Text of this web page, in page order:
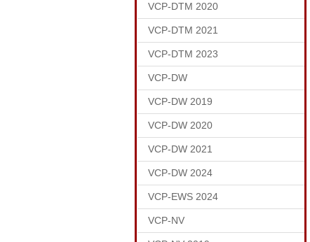
VCP-DTM 2020
VCP-DTM 2021
VCP-DTM 2023
VCP-DW
VCP-DW 2019
VCP-DW 2020
VCP-DW 2021
VCP-DW 2024
VCP-EWS 2024
VCP-NV